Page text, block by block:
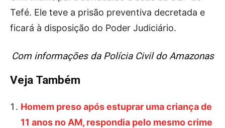
Tefé. Ele teve a prisão preventiva decretada e
ficará à disposição do Poder Judiciário.
Com informações da Polícia Civil do Amazonas
Veja Também
Homem preso após estuprar uma criança de
11 anos no AM, respondia pelo mesmo crime